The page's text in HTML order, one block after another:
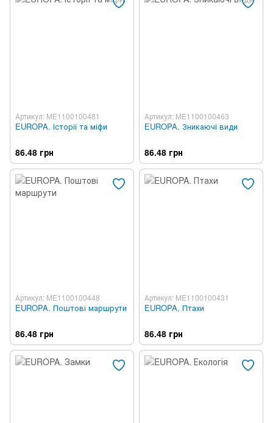
Артикул: ME1100100481
EUROPA. Історії та міфи
86.48 грн
Артикул: ME1100100463
EUROPA. Зникаючі види
86.48 грн
Артикул: ME1100100448
EUROPA. Поштові маршрути
86.48 грн
Артикул: ME1100100431
EUROPA. Птахи
86.48 грн